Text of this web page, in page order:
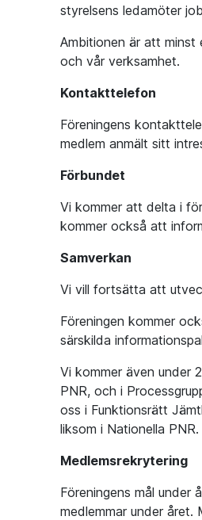
styrelsens ledamöter
Ambitionen är att minst
och vår verksamhet.
Kontakttelefon
Föreningens
medlem anmält sitt
Förbundet
Vi kommer att delta i
kommer också att
Samverkan
Vi vill fortsätta att
Föreningen kommer
särskilda
Vi kommer även under
PNR, och i
oss i Funktionsrätt
liksom i Nationella PNR.
Medlemsrekrytering
Föreningens mål under
medlemmar under